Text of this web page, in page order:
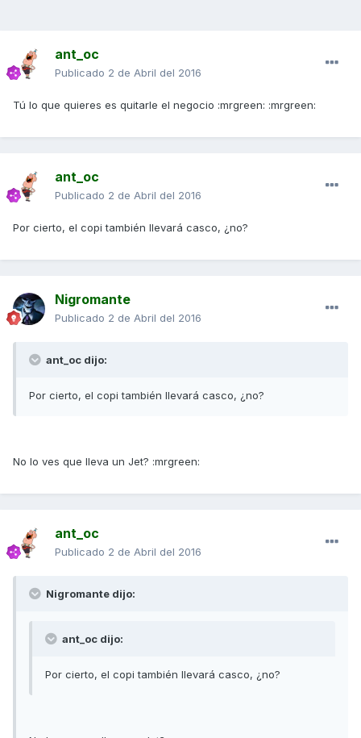
ant_oc
Publicado 2 de Abril del 2016
Tú lo que quieres es quitarle el negocio :mrgreen: :mrgreen:
ant_oc
Publicado 2 de Abril del 2016
Por cierto, el copi también llevará casco, ¿no?
Nigromante
Publicado 2 de Abril del 2016
ant_oc dijo:
Por cierto, el copi también llevará casco, ¿no?
No lo ves que lleva un Jet? :mrgreen:
ant_oc
Publicado 2 de Abril del 2016
Nigromante dijo:
ant_oc dijo:
Por cierto, el copi también llevará casco, ¿no?